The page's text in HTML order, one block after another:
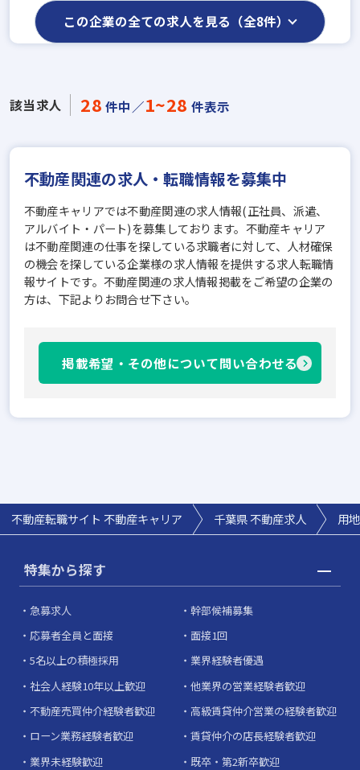
この企業の全ての求人を見る（全8件）
該当求人 28 件中／1~28 件表示
不動産関連の求人・転職情報を募集中
不動産キャリアでは不動産関連の求人情報(正社員、派遣、
アルバイト・パート)を募集しております。不動産キャリア
は不動産関連の仕事を探している求職者に対して、人材確保
の機会を探している企業様の求人情報を提供する求人転職情
報サイトです。不動産関連の求人情報掲載をご希望の企業の
方は、下記よりお問合せ下さい。
掲載希望・その他について問い合わせる
不動産転職サイト 不動産キャリア 千葉県不動産求人 用
特集から探す
急募求人
幹部候補募集
応募者全員と面接
面接1回
5名以上の積極採用
業界経験者優遇
社会人経験10年以上歓迎
他業界の営業経験者歓迎
不動産売買仲介経験者歓迎
高級賃貸仲介営業の経験者歓迎
ローン業務経験者歓迎
賃貸仲介の店長経験者歓迎
業界未経験歓迎
既卒・第2新卒歓迎